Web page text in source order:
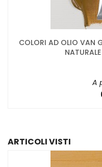
COLORI AD OLIO VAN
A
ARTICOLI VISTI